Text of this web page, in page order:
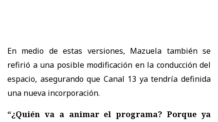
En medio de estas versiones, Mazuela también se
refirió a una posible modificación en la conducción del
espacio, asegurando que Canal 13 ya tendría definida
una nueva incorporación.
“¿Quién va a animar el programa? Porque ya